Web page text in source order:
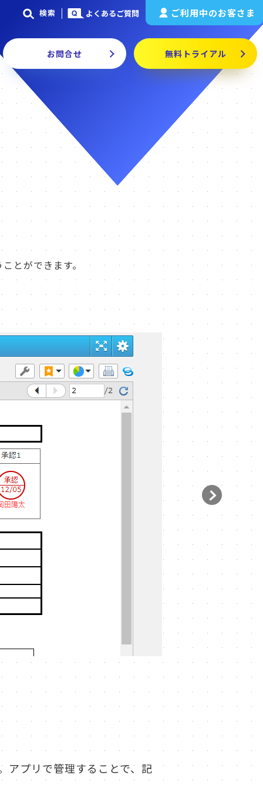
検索 よくあるご質問 ご利用中のお客さま
お問合せ 無料トライアル
とができます。
アプリで管理することで、記